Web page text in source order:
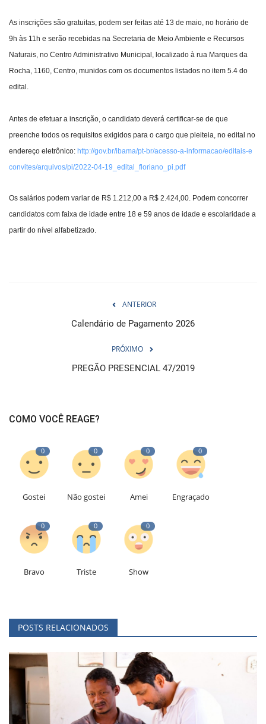
As inscrições são gratuitas, podem ser feitas até 13 de maio, no horário de
9h às 11h e serão recebidas na Secretaria de Meio Ambiente e Recursos
Naturais, no Centro Administrativo Municipal, localizado à rua Marques da
Rocha, 1160, Centro, munidos com os documentos listados no item 5.4 do
edital.
Antes de efetuar a inscrição, o candidato deverá certificar-se de que
preenche todos os requisitos exigidos para o cargo que pleiteia, no edital no
endereço eletrônico: http://gov.br/ibama/pt-br/acesso-a-informacao/editais-e
convites/arquivos/pi/2022-04-19_edital_floriano_pi.pdf
Os salários podem variar de R$ 1.212,00 a R$ 2.424,00. Podem concorrer
candidatos com faixa de idade entre 18 e 59 anos de idade e escolaridade a
partir do nível alfabetizado.
ANTERIOR
Calendário de Pagamento 2026
PRÓXIMO
PREGÃO PRESENCIAL 47/2019
COMO VOCÊ REAGE?
0
Gostei
0
Não gostei
0
Amei
0
Engraçado
0
Bravo
0
Triste
0
Show
POSTS RELACIONADOS